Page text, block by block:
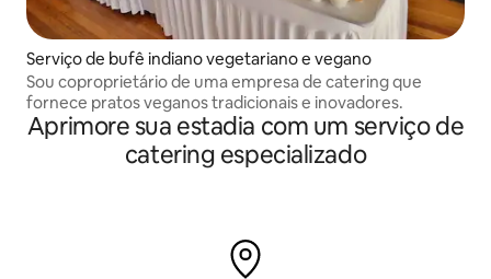
Serviço de bufê indiano vegetariano e vegano
Sou coproprietário de uma empresa de catering que
fornece pratos veganos tradicionais e inovadores.
Aprimore sua estadia com um serviço de
catering especializado